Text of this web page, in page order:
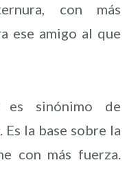
con más
ese amigo al que
es sinónimo de
la base sobre la
con más fuerza.